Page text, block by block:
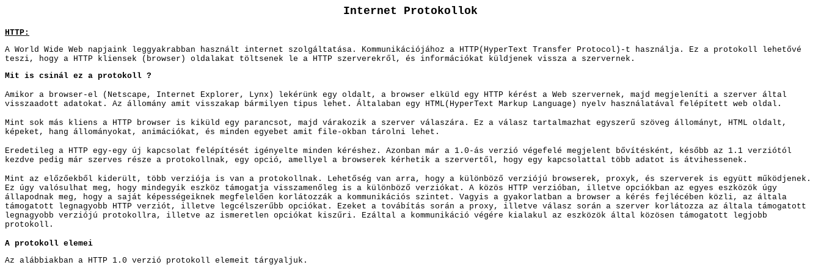
Internet Protokollok
HTTP:
A World Wide Web napjaink leggyakrabban használt internet szolgáltatása. Kommunikációjához a HTTP(HyperText Transfer Protocol)-t használja. Ez a protokoll lehetővé
teszi, hogy a HTTP kliensek (browser) oldalakat töltsenek le a HTTP szerverekről, és információkat küldjenek vissza a szervernek.
Mit is csinál ez a protokoll ?
Amikor a browser-el (Netscape, Internet Explorer, Lynx) lekérünk egy oldalt, a browser elküld egy HTTP kérést a Web szervernek, majd megjeleníti a szerver által
visszaadott adatokat. Az állomány amit visszakap bármilyen tipus lehet. Általaban egy HTML(HyperText Markup Language) nyelv használatával felépített web oldal.
Mint sok más kliens a HTTP browser is kiküld egy parancsot, majd várakozik a szerver válaszára. Ez a válasz tartalmazhat egyszerű szöveg állományt, HTML oldalt,
képeket, hang állományokat, animációkat, és minden egyebet amit file-okban tárolni lehet.
Eredetileg a HTTP egy-egy új kapcsolat felépítését igényelte minden kéréshez. Azonban már a 1.0-ás verzió végefelé megjelent bővítésként, később az 1.1 verziótól
kezdve pedig már szerves része a protokollnak, egy opció, amellyel a browserek kérhetik a szervertől, hogy egy kapcsolattal több adatot is átvihessenek.
Mint az előzőekből kiderült, több verziója is van a protokollnak. Lehetőség van arra, hogy a különböző verziójú browserek, proxyk, és szerverek is együtt működjenek.
Ez úgy valósulhat meg, hogy mindegyik eszköz támogatja visszamenőleg is a különböző verziókat. A közös HTTP verzióban, illetve opciókban az egyes eszközök úgy
állapodnak meg, hogy a saját képességeiknek megfelelően korlátozzák a kommunikációs szintet. Vagyis a gyakorlatban a browser a kérés fejlécében közli, az általa
támogatott legnagyobb HTTP verziót, illetve legcélszerűbb opciókat. Ezeket a továbítás során a proxy, illetve válasz során a szerver korlátozza az általa támogatott
legnagyobb verziójú protokollra, illetve az ismeretlen opciókat kiszűri. Ezáltal a kommunikáció végére kialakul az eszközök által közösen támogatott legjobb
protokoll.
A protokoll elemei
Az alábbiakban a HTTP 1.0 verzió protokoll elemeit tárgyaljuk.